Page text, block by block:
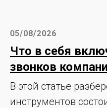
05/08/2026
Что в себя
звонков
В этой статье
инструментов